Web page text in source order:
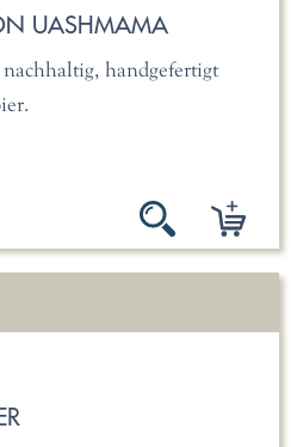
UASHMAMA
handgefertigt